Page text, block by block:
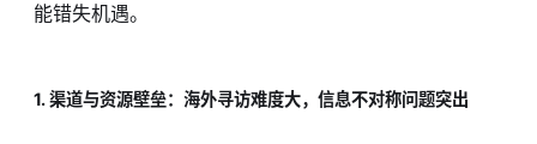
能错失机遇。
1. 渠道与资源壁垒：海外寻访难度大，信息不对称问题突出